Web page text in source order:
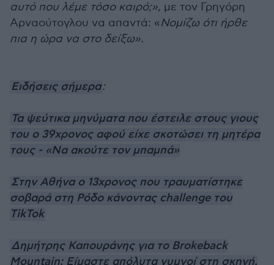
αυτό που λέμε τόσο καιρό;», με τον Γρηγόρη
Αρναούτογλου να απαντά: «Νομίζω ότι ήρθε
πια η ώρα να στο δείξω».
Ειδήσεις σήμερα:
Τα ψεύτικα μηνύματα που έστειλε στους γιους
του ο 39χρονος αφού είχε σκοτώσει τη μητέρα
τους - «Να ακούτε τον μπαμπά»
Στην Αθήνα ο 13χρονος που τραυματίστηκε
σοβαρά στη Ρόδο κάνοντας challenge του
TikTok
Δημήτρης Καπουράνης για το Brokeback
Mountain: Είμαστε απόλυτα γυμνοί στη σκηνή,